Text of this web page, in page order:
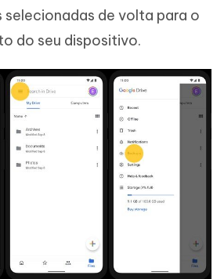
de volta para o
do seu dispositivo.